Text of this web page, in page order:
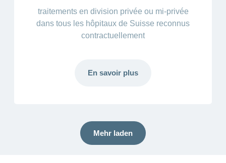
traitements en division privée ou mi-privée
dans tous les hôpitaux de Suisse reconnus
contractuellement
En savoir plus
Mehr laden